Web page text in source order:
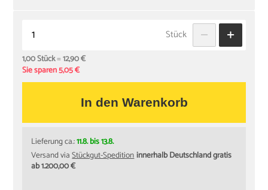
Stück
1,00 Stück=12,90 €
Sie sparen 5,05 €
In den Warenkorb
Lieferung ca.:11.8. bis 13.8.
Versand viaStückgut-Speditioninnerhalb Deutschland gratis
ab 1.200,00 €